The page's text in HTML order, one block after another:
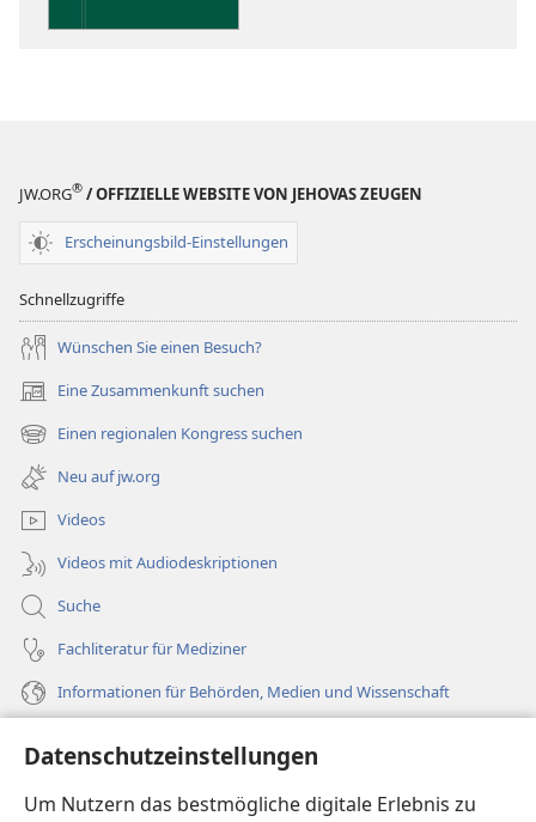
Datenschutzeinstellungen
Um Nutzern das bestmögliche digitale Erlebnis zu
JW.ORG® / OFFIZIELLE WEBSITE VON JEHOVAS ZEUGEN
Erscheinungsbild-Einstellungen
Schnellzugriffe
Wünschen Sie einen Besuch?
Eine Zusammenkunft suchen
(öffnet
neues
Fenster)
Einen regionalen Kongress suchen
(öffnet
neues
Fenster)
Neu auf jw.org
Videos
Videos mit Audiodeskriptionen
Suche
Fachliteratur für Mediziner
Informationen für Behörden, Medien und Wissenschaft
Spenden
(öffnet